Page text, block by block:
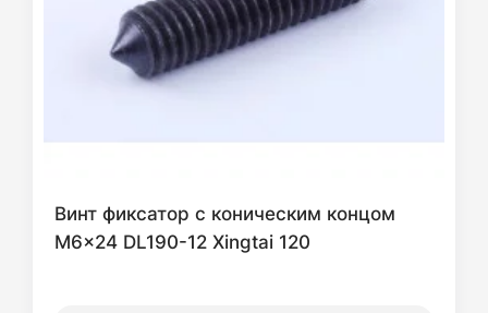
Винт фиксатор с коническим концом
M6x24 DL190-12 Xingtai 120